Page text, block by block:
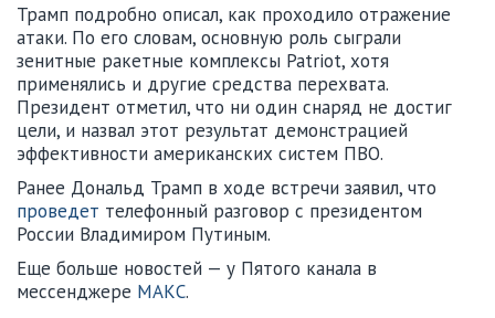
Трамп подробно описал, как проходило отражение
атаки. По его словам, основную роль сыграли
зенитные ракетные комплексы Patriot, хотя
применялись и другие средства перехвата.
Президент отметил, что ни один снаряд не достиг
цели, и назвал этот результат демонстрацией
эффективности американских систем ПВО.
Ранее Дональд Трамп в ходе встречи заявил, что
проведет телефонный разговор с президентом
России Владимиром Путиным.
Еще больше новостей — у Пятого канала в
мессенджере МАКС.